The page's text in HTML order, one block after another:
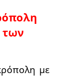
των
με